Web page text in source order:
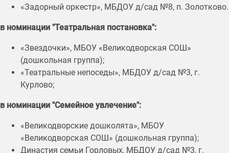
«Задорный оркестр», МБДОУ д/сад №8, п. Золотково.
в номинации "Театральная постановка":
«Звездочки», МБОУ «Великодворская СОШ»
(дошкольная группа);
«Театральные непоседы», МБДОУ д/сад №3, г.
Курлово;
в номинации "Семейное увлечение":
«Великодворские дошколята», МБОУ
«Великодворская СОШ» (дошкольная группа);
Династия семьи Горловых, МБДОУ д/сад №3, г.